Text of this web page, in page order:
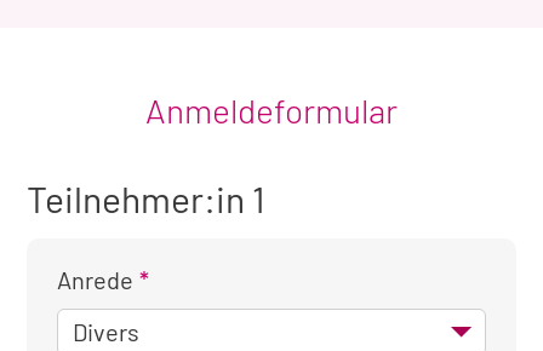
Anmeldeformular
Teilnehmer:in 1
Anrede